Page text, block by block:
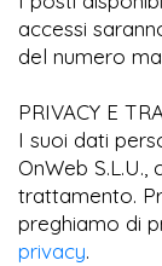
accessi
del numero
PRIVACY E
I suoi dati
OnWeb
trattamento.
preghiamo di
privacy.